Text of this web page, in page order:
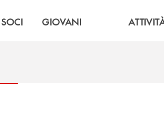
SOCI GIOVANI